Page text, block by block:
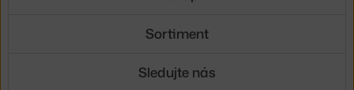
Sortiment
Sledujte nás